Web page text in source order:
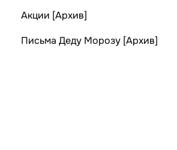
Акции [Архив]
Письма Деду Морозу [Архив]